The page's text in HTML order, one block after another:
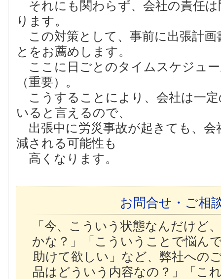
それにも関わらず、会社の責任
ります。
この対策として、事前に出張計画
とをお薦めします。
ここに日ごとのタイムスケジュ
（重要）。
こうすることにより、会社は一
いると言えるので、
出張中に労災事故が起きても、会
減される可能性も
高くなります。
お問合せ・ご相
「今、こういう状態なんだけど
かな？」「こういうことで悩ん
助けて欲しい」など、弊社への
品はどういう内容なの？」「こ